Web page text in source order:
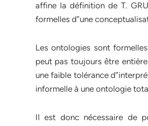
affine la définition de T.
formelles d‟une
Les ontologies sont
peut pas toujours être
une faible tolérance
informelle à une ontologie
Il est donc nécessaire de